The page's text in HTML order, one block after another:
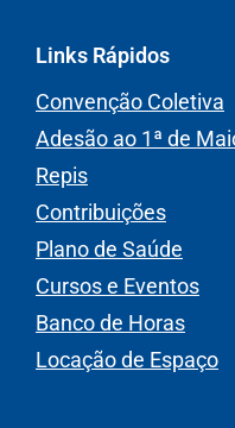
Links Rápidos
Convenção Coletiva
Adesão ao 1ª de
Repis
Contribuições
Plano de Saúde
Cursos e Eventos
Banco de Horas
Locação de Espaço